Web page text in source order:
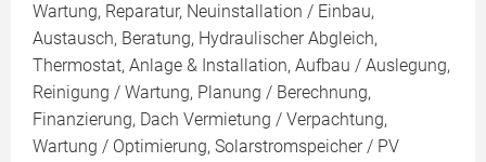
Wartung, Reparatur, Neuinstallation / Einbau,
Austausch, Beratung, Hydraulischer Abgleich,
Thermostat, Anlage & Installation, Aufbau / Auslegung,
Reinigung / Wartung, Planung / Berechnung,
Finanzierung, Dach Vermietung / Verpachtung,
Wartung / Optimierung, Solarstromspeicher / PV